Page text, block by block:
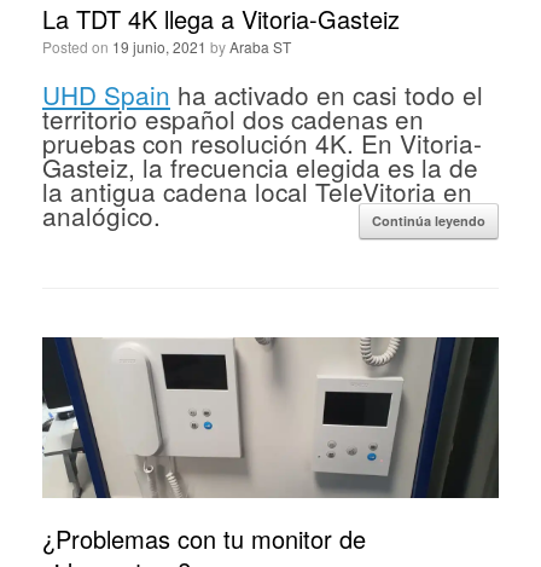
La TDT 4K llega a Vitoria-Gasteiz
Posted on 19 junio, 2021 byAraba ST
UHD Spain ha activado en casi todo el
territorio español dos cadenas en
pruebas con resolución 4K. En Vitoria-
Gasteiz, la frecuencia elegida es la de
la antigua cadena local TeleVitoria en
analógico. Continúa leyendo
¿Problemas con tu monitor de